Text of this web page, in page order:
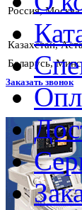
Россия, Москва
Казахстан,
Беларусь,
Заказать звонок